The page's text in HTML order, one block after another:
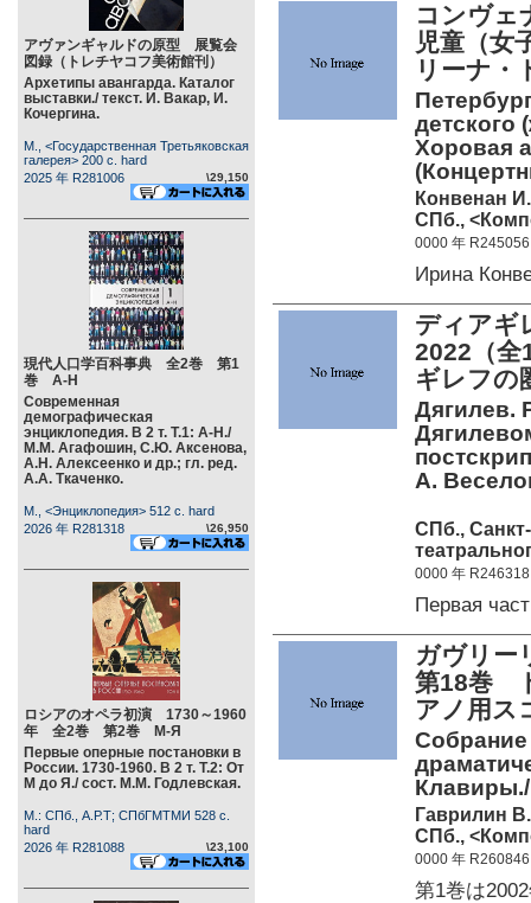
アヴァンギャルドの原型 展覧会
図録（トレチヤコフ美術館刊）
Архетипы авангарда. Каталог
выставки./ текст. И. Вакар, И.
Кочергина.
М., <Государственная Третьяковская
галерея> 200 c. hard
2025 年 R281006
\29,150
現代人口学百科事典 全2巻 第1
巻 А-Н
Современная
демографическая
энциклопедия. В 2 т. Т.1: А-Н./
М.М. Агафошин, С.Ю. Аксенова,
А.Н. Алексеенко и др.; гл. ред.
А.А. Ткаченко.
М., <Энциклопедия> 512 c. hard
2026 年 R281318
\26,950
ロシアのオペラ初演 1730～1960
年 全2巻 第2巻 М-Я
Первые оперные постановки в
России. 1730-1960. В 2 т. Т.2: От
М до Я./ сост. М.М. Годлевская.
М.: СПб., А.Р.Т; СПбГМТМИ 528 c.
hard
2026 年 R281088
\23,100
コンヴ
児童（女
リーナ・
детского
Хоровая
Конвенан
СПб.,
0000 年 R245056
Ирина
ディアギ
2022（
ギレフの
Дягилев.
А.
СПб.,
0000 年 R246318
Первая
ガヴリ
第18巻
アノ用ス
Собрание
Клавиры./
Гаврилин В.
СПб.,
0000 年 R260846
第1巻は